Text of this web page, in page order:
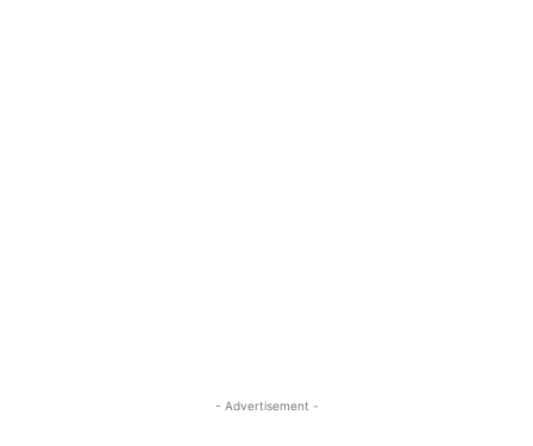
- Advertisement -